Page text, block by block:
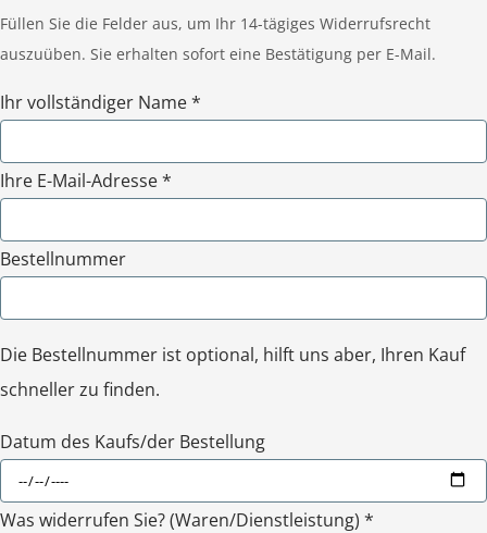
Füllen Sie die Felder aus, um Ihr 14-tägiges Widerrufsrecht
auszuüben. Sie erhalten sofort eine Bestätigung per E-Mail.
Ihr vollständiger Name *
Ihre E-Mail-Adresse *
Bestellnummer
Die Bestellnummer ist optional, hilft uns aber, Ihren Kauf
schneller zu finden.
Datum des Kaufs/der Bestellung
Was widerrufen Sie? (Waren/Dienstleistung) *